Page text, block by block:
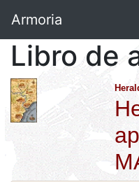
Armoria
Libro de